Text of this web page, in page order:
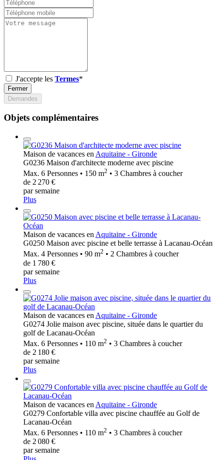
J'accepte les Termes*
Fermer
Demandes
Objets complémentaires
Maison de vacances en Aquitaine - Gironde
G0236 Maison d'architecte moderne avec piscine
Max. 6 Personnes • 150 m2 • 3 Chambres à coucher
de 2 270 €
par semaine
Plus
Maison de vacances enAquitaine - Gironde
G0250 Maison avec piscine et belle terrasse à Lacanau-Océan
Max. 4 Personnes • 90 m2 • 2 Chambres à coucher
de 1 780 €
par semaine
Plus
Maison de vacances en Aquitaine - Gironde
G0274 Jolie maison avec piscine, située dans le quartier du
golf de Lacanau-Océan
Max. 6 Personnes • 110 m2 • 3 Chambres à coucher
de 2 180 €
par semaine
Plus
Maison de vacances en Aquitaine - Gironde
G0279 Confortable villa avec piscine chauffée au Golf de
Lacanau-Océan
Max. 6 Personnes • 110 m2 • 3 Chambres à coucher
de 2 080 €
par semaine